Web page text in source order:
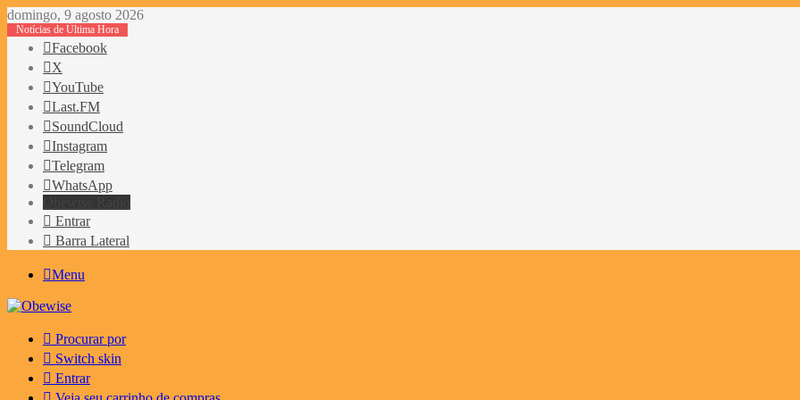
domingo, 9 agosto 2026
Notícias de Última Hora
Facebook
X
YouTube
Last.FM
SoundCloud
Instagram
Telegram
WhatsApp
Entrar
Barra Lateral
Menu
Procurar por
Switch skin
Entrar